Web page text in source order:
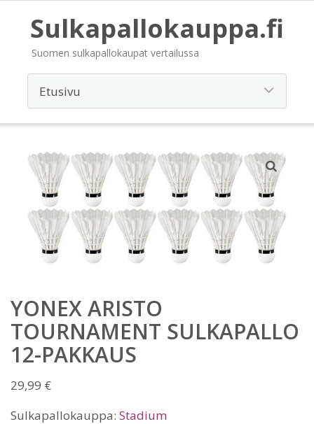
Sulkapallokauppa.fi
Suomen sulkapallokaupat vertailussa
YONEX ARISTO
TOURNAMENT SULKAPALLO
12-PAKKAUS
29,99 €
Sulkapallokauppa: Stadium